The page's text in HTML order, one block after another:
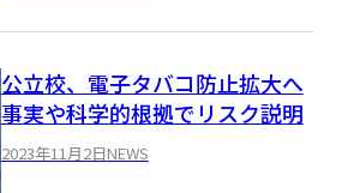
公立校、電子タバコ防止拡大へ
事実や科学的根拠でリスク説明
2023年11月2日NEWS